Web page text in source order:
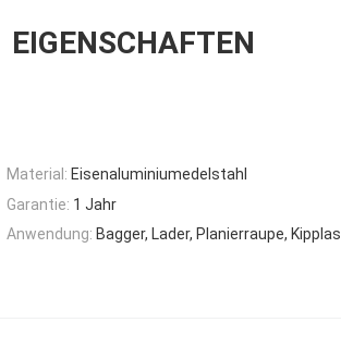
EIGENSCHAFTEN
Material: Eisenaluminiumedelstahl
Garantie: 1 Jahr
Anwendung: Bagger, Lader, Planierraupe,